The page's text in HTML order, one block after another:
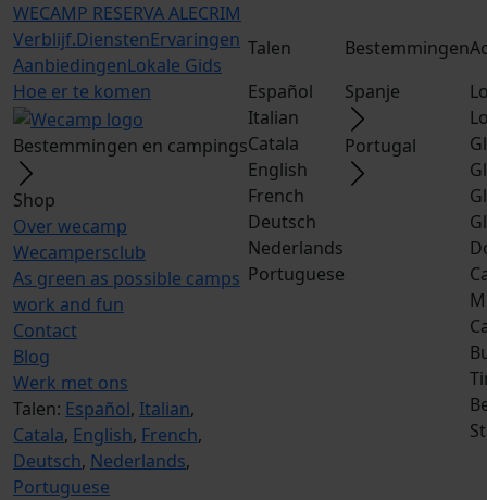
WECAMP RESERVA ALECRIM
Verblijf.DienstenErvaringen
AanbiedingenLokale Gids
Hoe er te komen
Bestemmingen en campings
Shop
Over wecamp
Wecampersclub
As green as possible camps
work and fun
Contact
Blog
Werk met ons
Talen: Español, Italian,
Catala, English, French,
Deutsch, Nederlands,
Portuguese
Talen
Español
Italian
Catala
English
French
Deutsch
Nederlands
Portuguese
Bestemmingen
Spanje
Portugal